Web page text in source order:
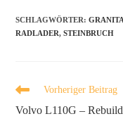
SCHLAGWÖRTER:
RADLADER, STEINBRUCH
Vorheriger Beitrag
Volvo L110G –